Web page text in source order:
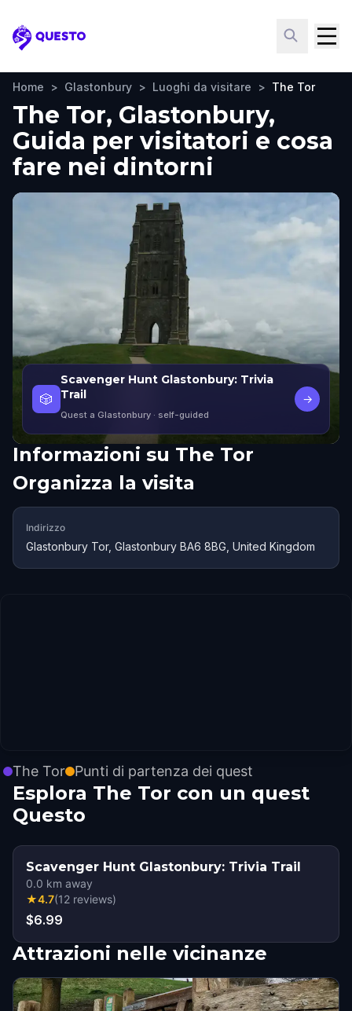
Questo
Home > Glastonbury > Luoghi da visitare > The Tor
The Tor, Glastonbury,
Guida per visitatori e cosa
fare nei dintorni
🎲
Scavenger Hunt Glastonbury: Trivia
Trail
Quest a Glastonbury · self-guided
→
Informazioni su The Tor
Organizza la visita
Indirizzo
Glastonbury Tor, Glastonbury BA6 8BG, United Kingdom
The Tor Punti di partenza dei quest
Esplora The Tor con un quest
Questo
Scavenger Hunt Glastonbury: Trivia Trail
0.0 km away
★4.7(12 reviews)
$6.99
Attrazioni nelle vicinanze